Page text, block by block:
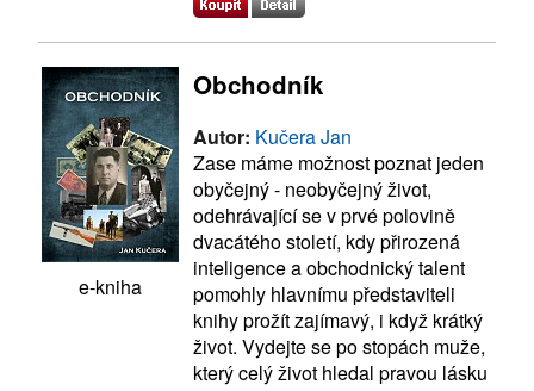
e-kniha
Obchodník
Autor: Kučera Jan
Zase máme možnost poznat jeden
obyčejný - neobyčejný život,
odehrávající se v prvé polovině
dvacátého století, kdy přirozená
inteligence a obchodnický talent
pomohly hlavnímu představiteli
knihy prožít zajímavý, i když krátký
život. Vydejte se po stopách muže,
který celý život hledal pravou lásku